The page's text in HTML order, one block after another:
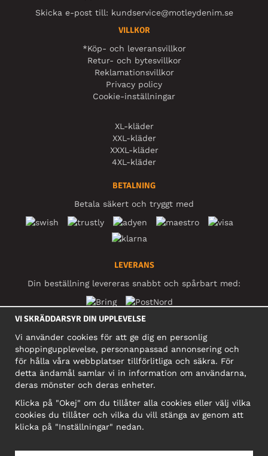
Skicka e-post till: kundservice@motleydenim.se
VILLKOR
*Köp- och leveransvillkor
Retur- och bytesvillkor
Reklamationsvillkor
Privacy policy
Cookie-inställningar
XL-kläder
XXL-kläder
XXXL-kläder
4XL-kläder
BETALNING
Betala säkert och tryggt med
LEVERANS
Din beställning levereras snabbt och spårbart med:
FÖRETAG
Narva mnt 5, EE-10117 Tallinn
Org: 12356245, Momsnummer: SE502090048501
OBS! Skicka inte varureturer till denna adress!
VI SKRÄDDARSYR DIN UPPLEVELSE
Vi använder cookies för att ge dig en personlig
shoppingupplevelse, personanpassad annonsering och
för hålla våra webbplatser tillförlitliga och säkra. För
detta ändamål samlar vi in information om användarna,
deras mönster och deras enheter.
Klicka på "Okej" om du tillåter alla cookies eller välj vilka
cookies du tillåter och vilka du vill stänga av genom att
klicka på "Inställningar" nedan.